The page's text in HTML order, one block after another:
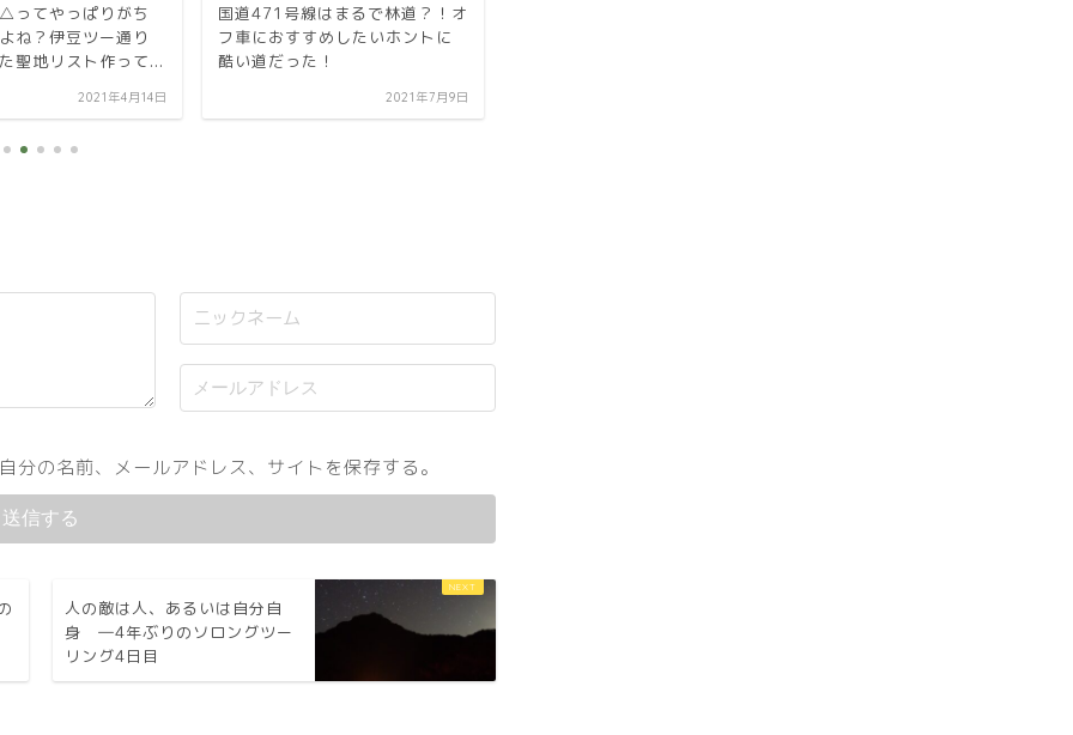
ってやっぱりがち
ね？伊豆ツー通り
聖地リスト作って...
2021年4月14日
国道471号線はまるで林道？！オ
フ車におすすめしたいホントに
酷い道だった！
2021年7月9日
の名前、メールアドレス、サイトを保存する。
人の敵は人、あるいは自分自
身 ―4年ぶりのソロングツー
リング4日目